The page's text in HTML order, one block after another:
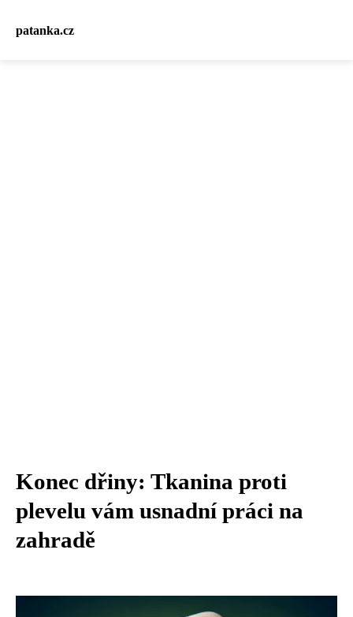
patanka.cz
Konec dřiny: Tkanina proti
plevelu vám usnadní práci na
zahradě